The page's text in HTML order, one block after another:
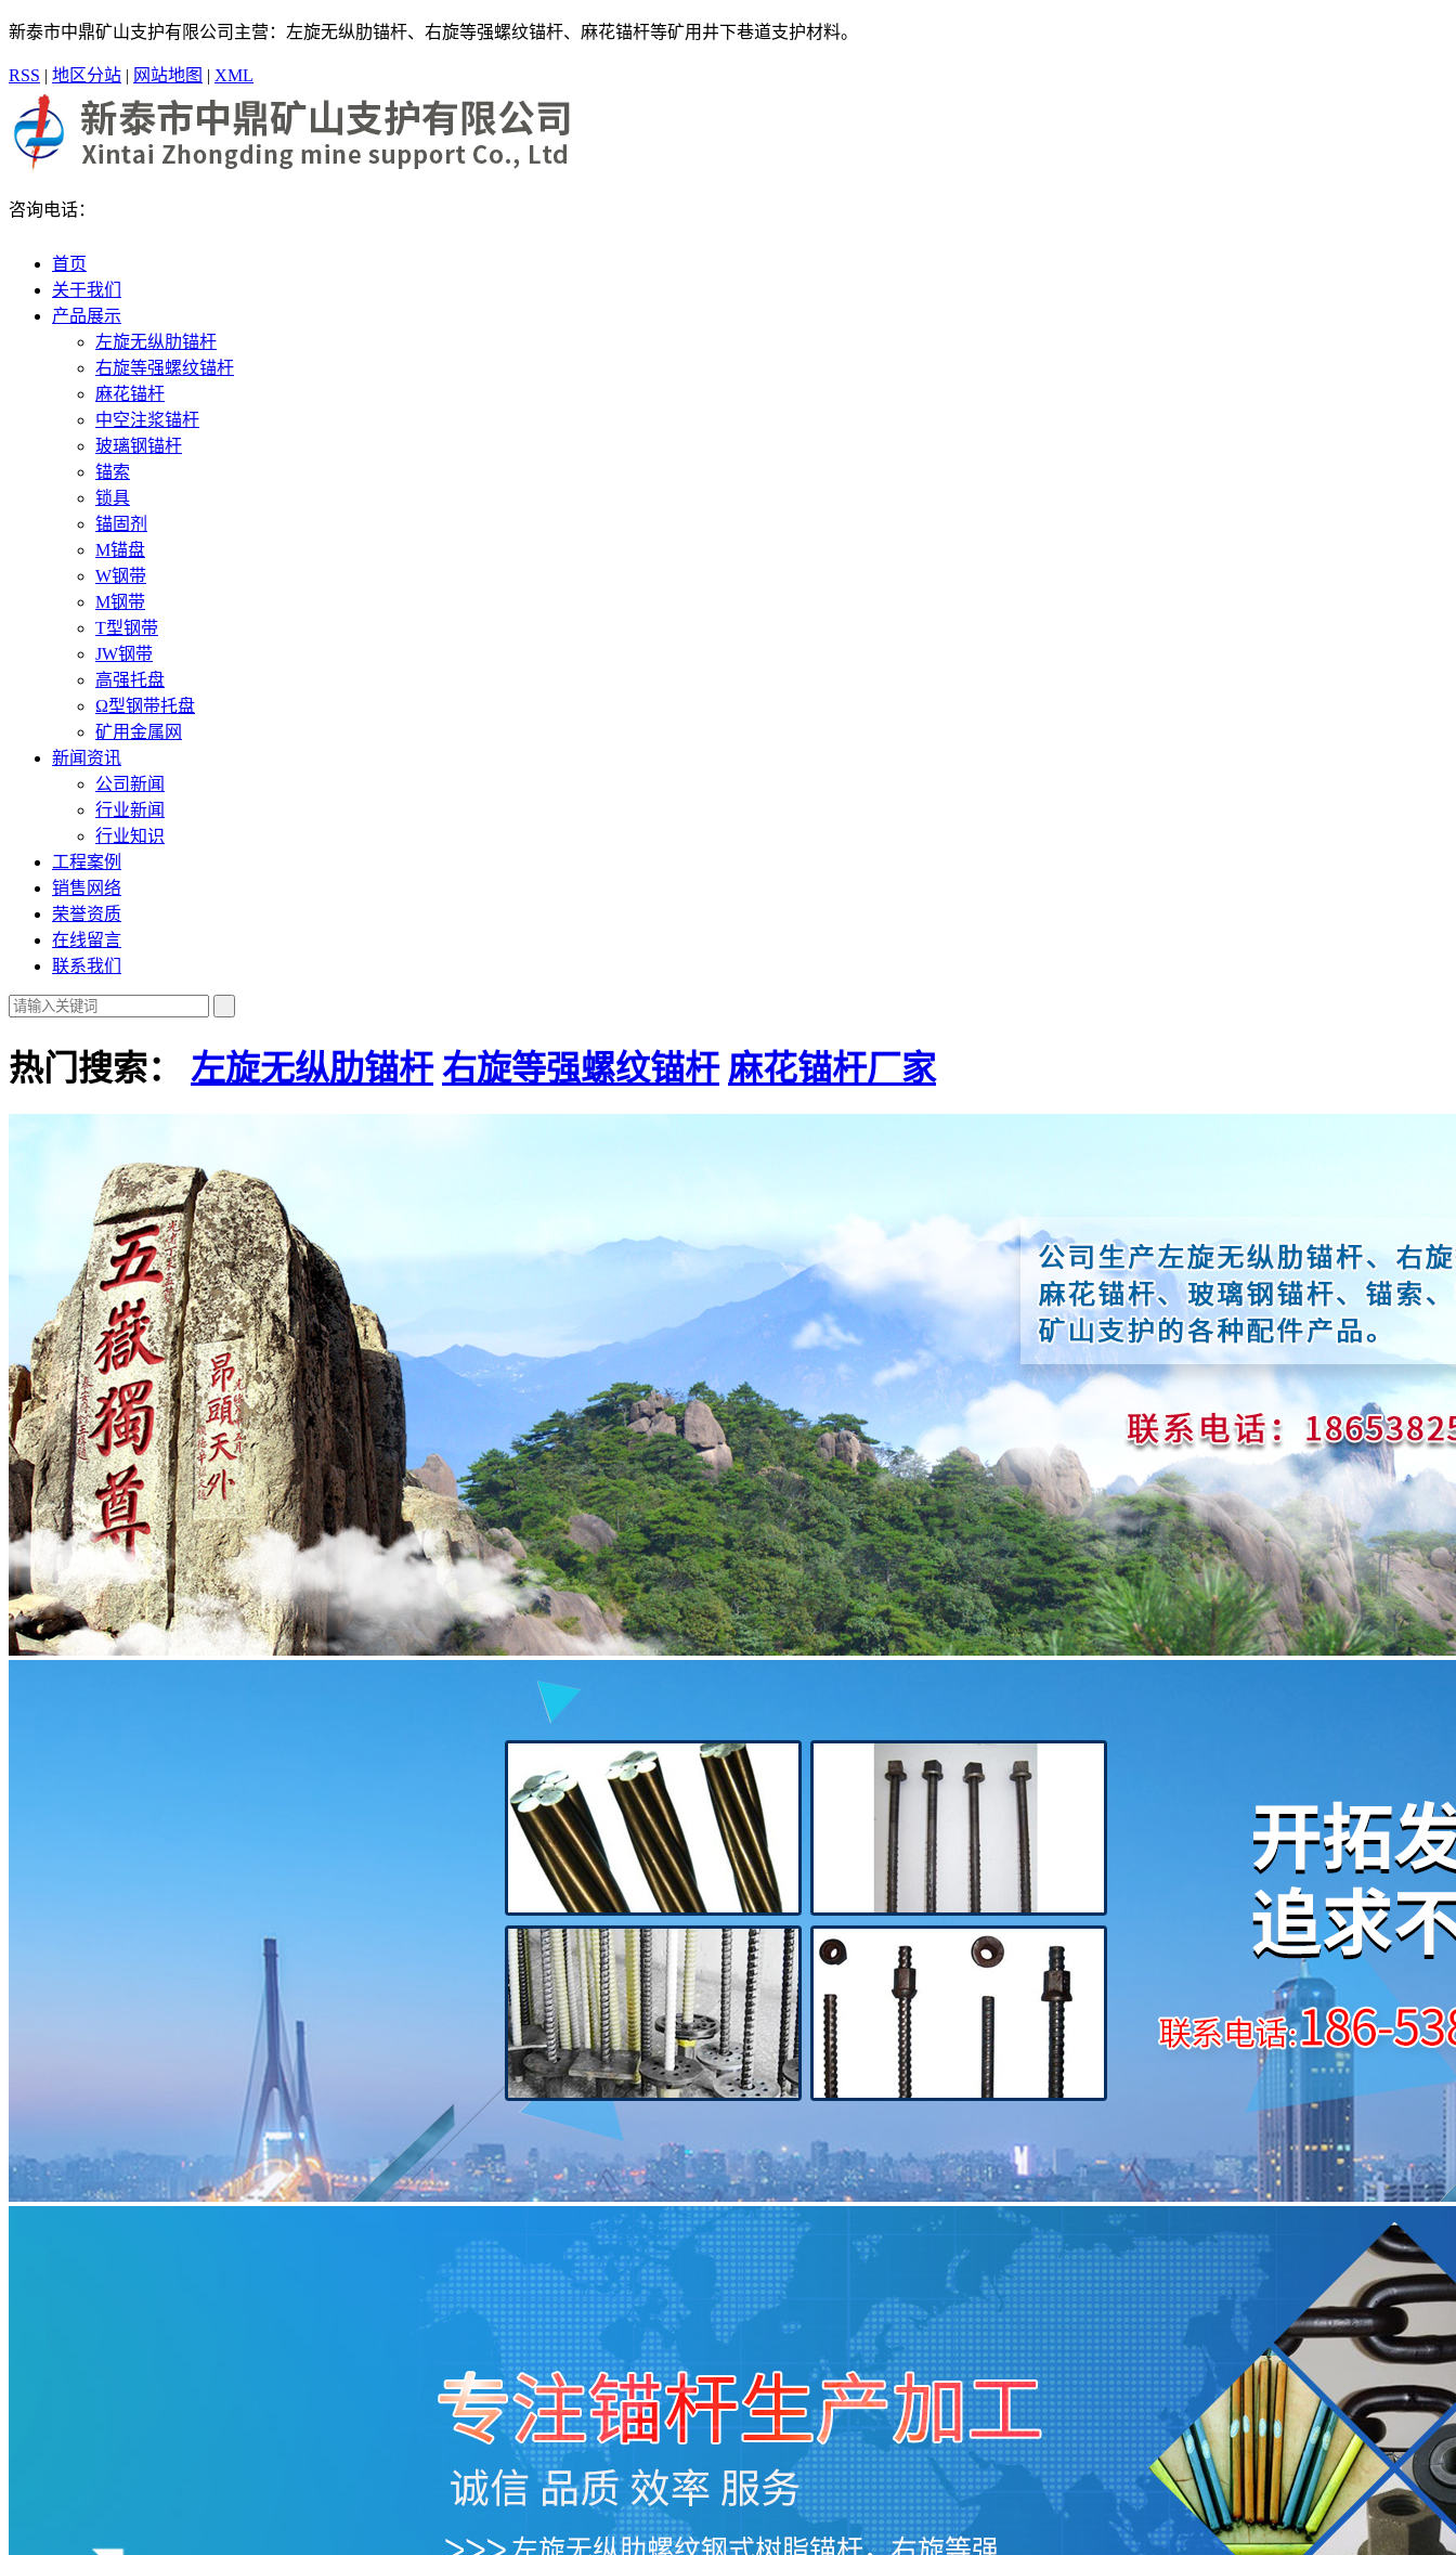
新泰市中鼎矿山支护有限公司主营：左旋无纵肋锚杆、右旋等强螺纹锚杆、麻花锚杆等矿用井下巷道支护材料。
RSS | 地区分站 | 网站地图 | XML
咨询电话：
首页
关于我们
产品展示
左旋无纵肋锚杆
右旋等强螺纹锚杆
麻花锚杆
中空注浆锚杆
玻璃钢锚杆
锚索
锁具
锚固剂
M锚盘
W钢带
M钢带
T型钢带
JW钢带
高强托盘
Ω型钢带托盘
矿用金属网
新闻资讯
公司新闻
行业新闻
行业知识
工程案例
销售网络
荣誉资质
在线留言
联系我们
热门搜索： 左旋无纵肋锚杆 右旋等强螺纹锚杆 麻花锚杆厂家